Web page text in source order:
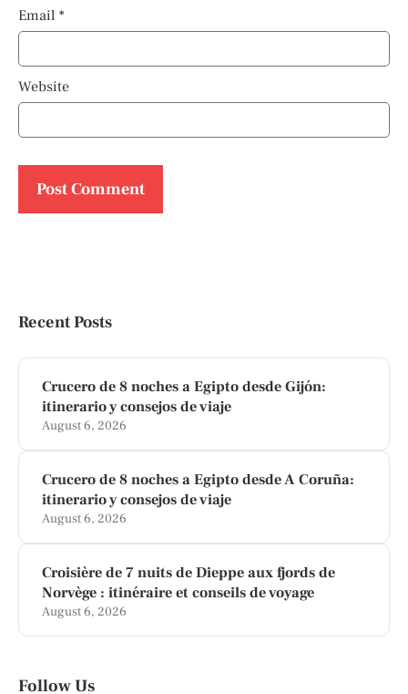
Email *
Website
Recent Posts
Crucero de 8 noches a Egipto desde Gijón:
itinerario y consejos de viaje
August 6, 2026
Crucero de 8 noches a Egipto desde A Coruña:
itinerario y consejos de viaje
August 6, 2026
Croisière de 7 nuits de Dieppe aux fjords de
Norvège : itinéraire et conseils de voyage
August 6, 2026
Follow Us